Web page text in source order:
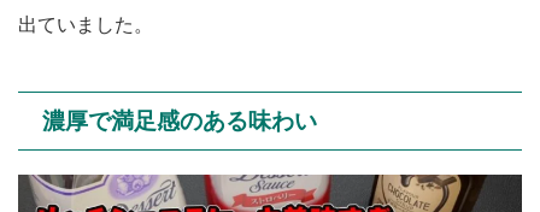
出ていました。
濃厚で満足感のある味わい